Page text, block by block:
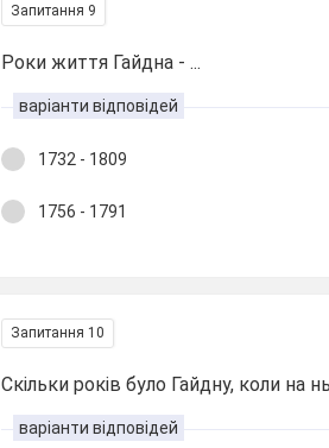
Запитання 9
Роки життя Гайдна - ...
варіанти відповідей
1732 - 1809
1756 - 1791
Запитання 10
Скільки років було Гайдну, коли на
варіанти відповідей